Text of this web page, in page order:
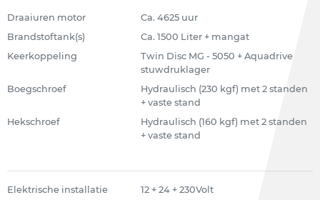
Draaiuren motor
Ca. 4625 uur
Brandstoftank(s)
Ca. 1500 Liter + mangat
Keerkoppeling
Twin Disc MG - 5050 + Aquadrive
stuwdruklager
Boegschroef
Hydraulisch (230 kgf) met 2 standen
+ vaste stand
Hekschroef
Hydraulisch (160 kgf) met 2 standen
+ vaste stand
Elektrische installatie 12 + 24 + 230Volt